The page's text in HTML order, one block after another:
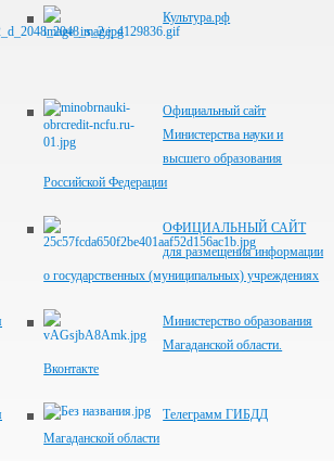
Культура.рф
Официальный сайт
Министерства науки и
высшего образования
Российской Федерации
ОФИЦИАЛЬНЫЙ САЙТ
для размещения информации
о государственных (муниципальных) учреждениях
Министерство образования
Магаданской области.
Вконтакте
Телеграмм ГИБДД
Магаданской области